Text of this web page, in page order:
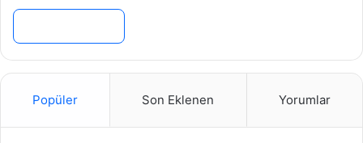
Popüler Son Eklenen Yorumlar